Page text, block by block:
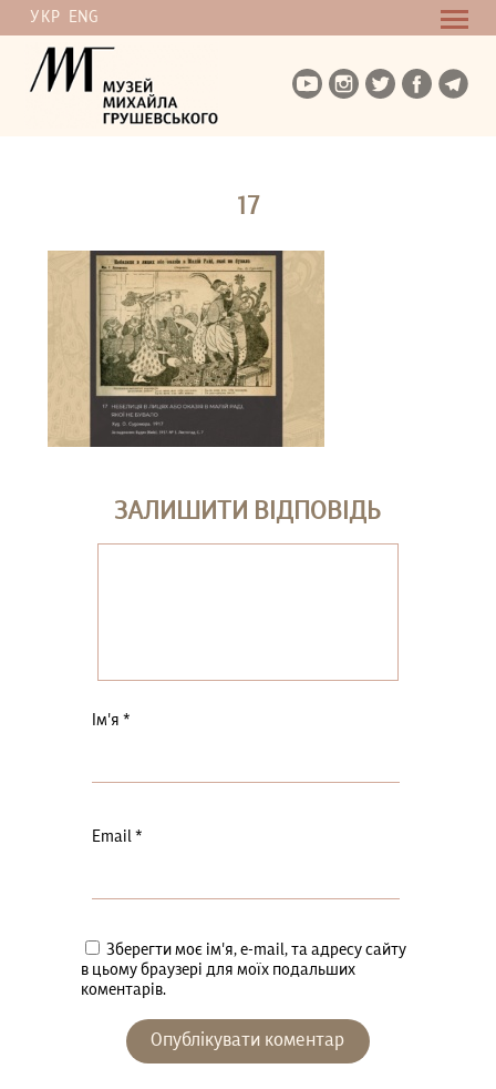
УКР ENG
17
ЗАЛИШИТИ ВІДПОВІДЬ
Ім'я *
Email *
Зберегти моє ім'я, e-mail, та адресу сайту
в цьому браузері для моїх подальших
коментарів.